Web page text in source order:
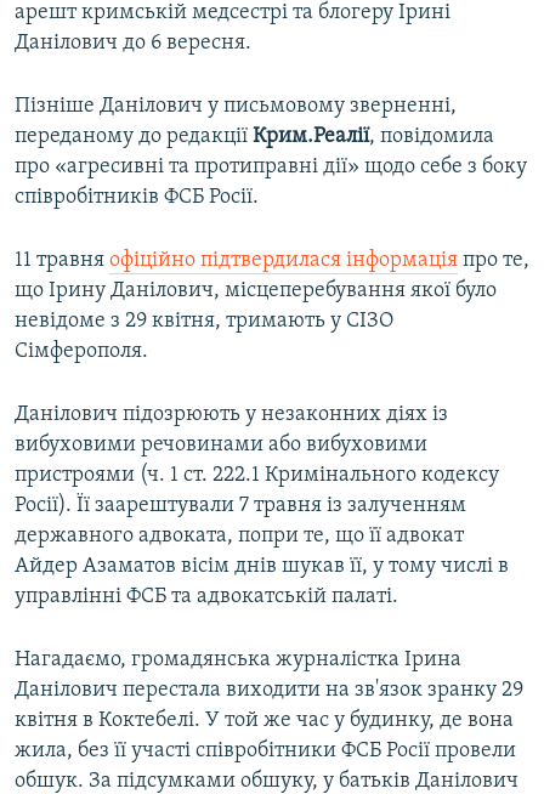
арешт кримській медсестрі та блогеру Ірині
Данілович до 6 вересня.
Пізніше Данілович у письмовому зверненні,
переданому до редакції Крим.Реалії, повідомила
про «агресивні та протиправні дії» щодо себе з боку
співробітників ФСБ Росії.
11 травня офіційно підтвердилася інформація про те,
що Ірину Данілович, місцеперебування якої було
невідоме з 29 квітня, тримають у СІЗО
Сімферополя.
Данілович підозрюють у незаконних діях із
вибуховими речовинами або вибуховими
пристроями (ч. 1 ст. 222.1 Кримінального кодексу
Росії). Її заарештували 7 травня із залученням
державного адвоката, попри те, що її адвокат
Айдер Азаматов вісім днів шукав її, у тому числі в
управлінні ФСБ та адвокатській палаті.
Нагадаємо, громадянська журналістка Ірина
Данілович перестала виходити на зв'язок зранку 29
квітня в Коктебелі. У той же час у будинку, де вона
жила, без її участі співробітники ФСБ Росії провели
обшук. За підсумками обшуку, у батьків Данілович